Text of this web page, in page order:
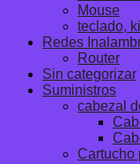
Mouse
teclado,
Redes
Router
Sin categorizar
Suministros
cabezal
Cartucho